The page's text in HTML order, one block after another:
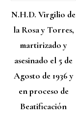
N.H.D. Virgilio de
la Rosa y Torres,
martirizado y
asesinado el 5 de
Agosto de 1936 y
en proceso de
Beatificación